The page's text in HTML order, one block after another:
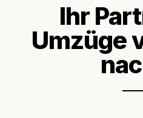
Ihr
Umzüge